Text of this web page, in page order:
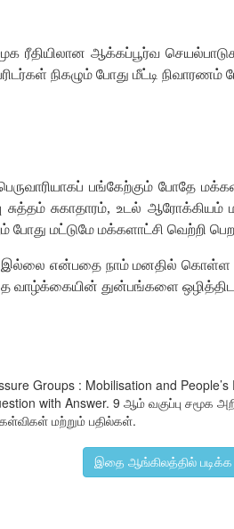
ரீதியிலான ஆக்கப்பூர்வ
நிகழும் போது மீட்டி நிவாரணம்
பங்கேற்கும் போதே
சுத்தம் சுகாதாரம், உடல் ஆரோக்கியம்
போது மட்டுமே மக்களாட்சி வெற்றி பெற
இல்லை என்பதை நாம் மனதில் கொள்ள
வாழ்க்கையின் துன்பங்களை ஒழித்திட
Groups : Mobilisation and
with Answer. 9 ஆம் வகுப்பு சமூக
மற்றும் பதில்கள்.
இதை ஆங்கிலத்தில் படிக்க